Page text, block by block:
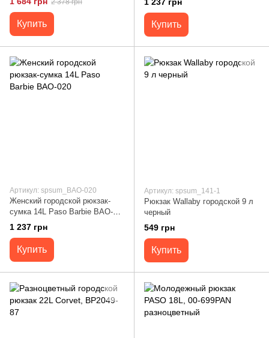
2 378 грн
Купить
1 237 грн
Купить
Артикул: spsum_BAO-020
Женский городской рюкзак-
сумка 14L Paso Barbie BAO-
020
1 237 грн
Купить
Артикул: spsum_141-1
Рюкзак Wallaby городской 9 л
черный
549 грн
Купить